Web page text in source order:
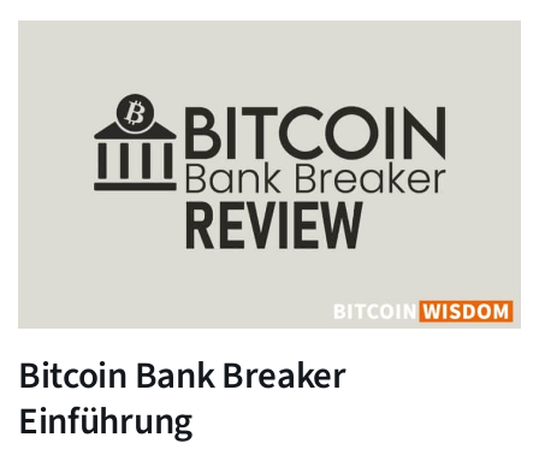
Bitcoin Bank Breaker
Einführung